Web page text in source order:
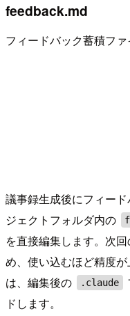
feedback.md
フィードバック蓄積ファ
議事録生成後にフィー
ジェクトフォルダ内の
を直接編集します。次
め、使い込むほど精度
は、編集後の
.claude
ドします。